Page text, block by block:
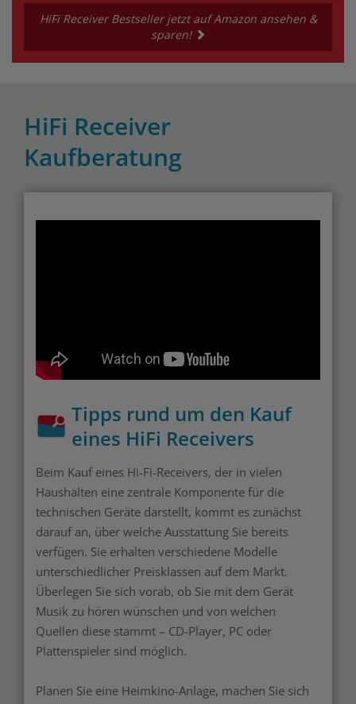
HiFi Receiver Bestseller jetzt auf Amazon ansehen &
sparen!
HiFi Receiver
Kaufberatung
Tipps rund um den Kauf
eines HiFi Receivers
Beim Kauf eines Hi-Fi-Receivers, der in vielen
Haushalten eine zentrale Komponente für die
technischen Geräte darstellt, kommt es zunächst
darauf an, über welche Ausstattung Sie bereits
verfügen. Sie erhalten verschiedene Modelle
unterschiedlicher Preisklassen auf dem Markt.
Überlegen Sie sich vorab, ob Sie mit dem Gerät
Musik zu hören wünschen und von welchen
Quellen diese stammt – CD-Player, PC oder
Plattenspieler sind möglich.
Planen Sie eine Heimkino-Anlage, machen Sie sich